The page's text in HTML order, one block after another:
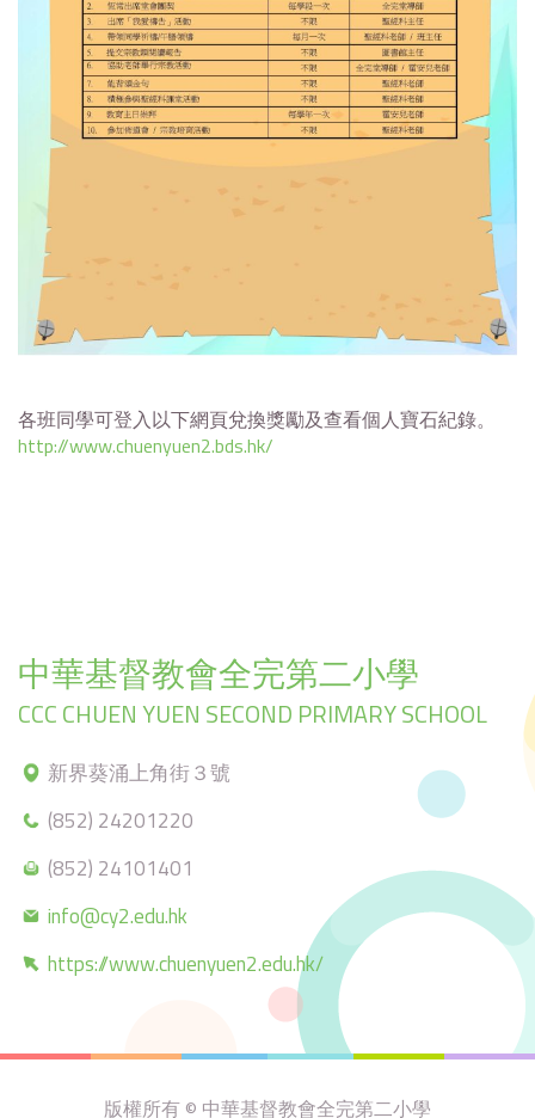
各班同學可登入以下網頁兌換獎勵及查看個人寶石紀錄。
http://www.chuenyuen2.bds.hk/
中華基督教會全完第二小學
CCC CHUEN YUEN SECOND PRIMARY SCHOOL
新界葵涌上角街３號
(852) 24201220
(852) 24101401
info@cy2.edu.hk
https://www.chuenyuen2.edu.hk/
版權所有 © 中華基督教會全完第二小學